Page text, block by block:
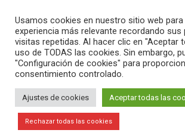
search menu
Usamos cookies en nuestro sitio web para
experiencia más relevante recordando sus
visitas repetidas. Al hacer clic en "Aceptar
uso de TODAS las cookies. Sin embargo,
"Configuración de cookies" para
consentimiento controlado.
Ajustes de cookies Aceptar todas las
Rechazar todas las cookies